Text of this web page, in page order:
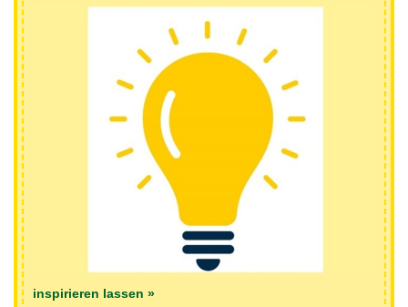
inspirieren lassen »